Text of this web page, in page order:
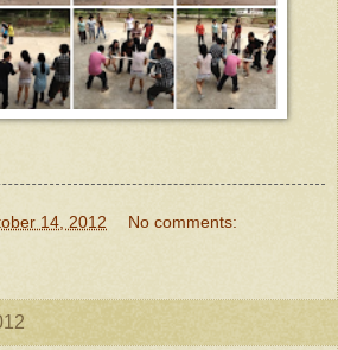
14, 2012 No comments: